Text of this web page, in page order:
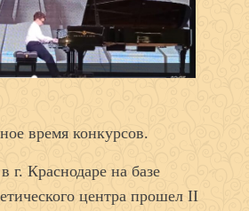
время конкурсов.
г. Краснодаре на базе
центра прошел II